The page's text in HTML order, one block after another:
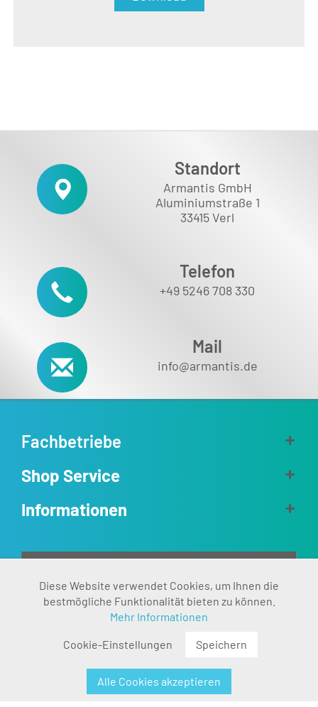
Standort
Armantis GmbH
Aluminiumstraße 1
33415 Verl
Telefon
+49 5246 708 330
Mail
info@armantis.de
Fachbetriebe
Shop Service
Informationen
Funktionale Aktiv
Inaktiv
Inaktiv
Personalisierung Inaktiv
Diese Website verwendet Cookies, um Ihnen die
bestmögliche Funktionalität bieten zu können.
Mehr Informationen
Cookie-Einstellungen Speichern
Alle Cookies akzeptieren